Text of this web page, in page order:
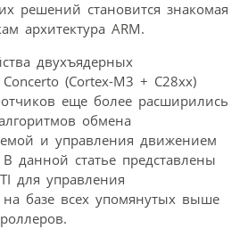
решений становится знакомая
архитектура ARM.
двухъядерных
(Cortex-M3 + C28xx)
еще более расширились
обмена
и управления движением
данной статье представлены
для управления
на базе всех упомянутых выше